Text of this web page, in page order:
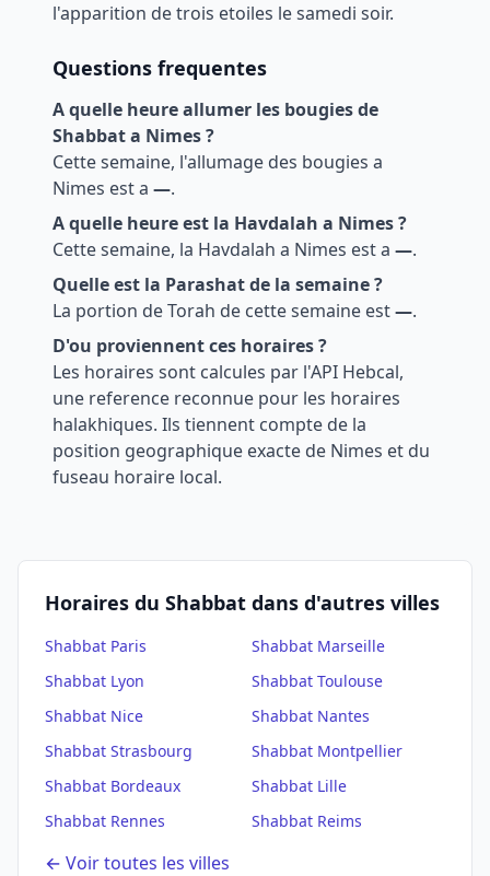
l'apparition de trois etoiles le samedi soir.
Questions frequentes
A quelle heure allumer les bougies de
Shabbat a Nimes?
Cette semaine, l'allumage des bougies a
Nimes est a —.
A quelle heure est la Havdalah a Nimes?
Cette semaine, la Havdalah a Nimes est a —.
Quelle est la Parashat de la semaine ?
La portion de Torah de cette semaine est—.
D'ou proviennent ces horaires ?
Les horaires sont calcules par l'API Hebcal,
une reference reconnue pour les horaires
halakhiques. Ils tiennent compte de la
position geographique exacte de Nimes et du
fuseau horaire local.
Horaires du Shabbat dans d'autres villes
Shabbat Paris Shabbat Marseille
Shabbat Lyon Shabbat Toulouse
Shabbat Nice Shabbat Nantes
Shabbat Strasbourg Shabbat Montpellier
Shabbat Bordeaux Shabbat Lille
Shabbat Rennes Shabbat Reims
← Voir toutes les villes